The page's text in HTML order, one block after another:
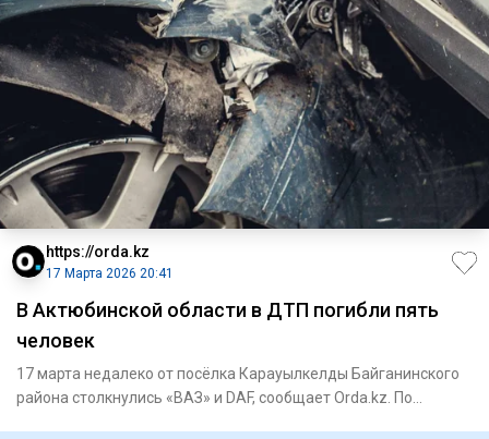
https://orda.kz
17 Марта 2026 20:41
В Актюбинской области в ДТП погибли пять
человек
17 марта недалеко от посёлка Карауылкелды Байганинского
района столкнулись «ВАЗ» и DAF, сообщает Orda.kz. По